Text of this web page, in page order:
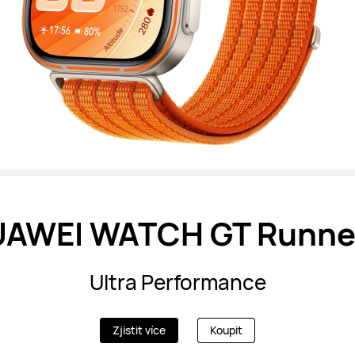
WATCH GT
Ultra Performance
Zjistit více Koupit